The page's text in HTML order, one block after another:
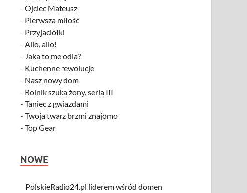
-Ojciec Mateusz
- Pierwsza miłość
- Przyjaciółki
-Allo, allo!
- Jaka to melodia?
- Kuchenne rewolucje
- Nasz nowy dom
- Rolnik szuka żony, seria III
-Taniec z gwiazdami
-Twoja twarz brzmi znajomo
-Top Gear
NOWE
PolskieRadio24.pl liderem wśród domen